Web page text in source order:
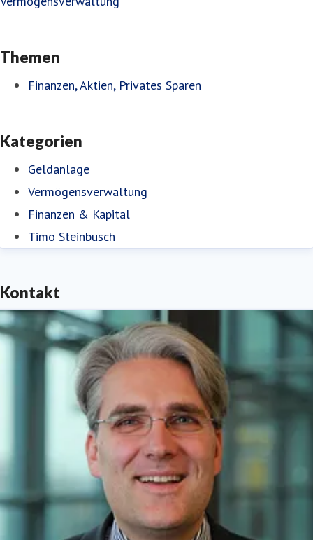
Themen
Finanzen, Aktien, Privates Sparen
Kategorien
Geldanlage
Vermögensverwaltung
Finanzen & Kapital
Timo Steinbusch
Kontakt